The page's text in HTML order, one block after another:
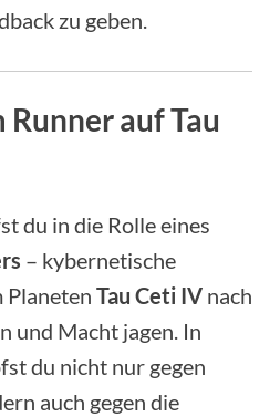
zu geben.
auf Tau
du in die Rolle eines
– kybernetische
Planeten Tau Ceti IV nach
und Macht jagen. In
du nicht nur gegen
auch gegen die